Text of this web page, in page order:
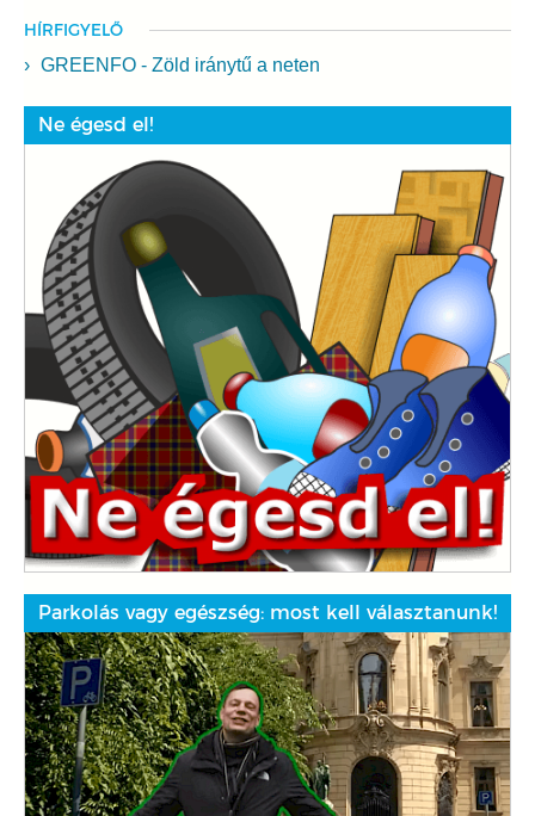
HÍRFIGYELŐ
GREENFO - Zöld iránytű a neten
Ne égesd el!
Parkolás vagy egészség: most kell választanunk!